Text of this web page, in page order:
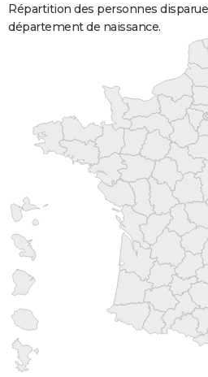
Répartition des personnes
département de naissance.